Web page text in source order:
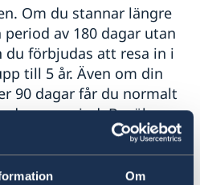
Om
Om du stannar längre
av 180 dagar utan
förbjudas att resa in i
till 5 år. Även om din
90 dagar får du normalt
denna period. Besök
webbplats för